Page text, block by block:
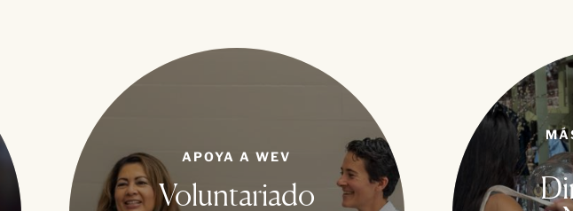
APOYA A WEV
Voluntariado